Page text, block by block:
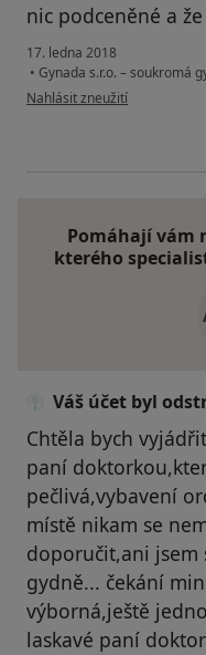
nic podceněné a
17. ledna 2018
• Gynada s.r.o. – soukromá
podle názoru uživatele Váš
Nahlásit zneužití
Pomáhají vám
kterého
Váš účet byl
Chtěla bych
paní
pečlivá,vybavení
místě nikam se
doporučit,ani jsem
gydně... čekání
výborná,ještě
laskavé paní